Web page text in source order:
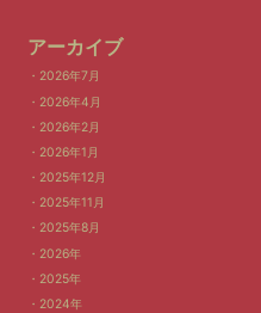
アーカイブ
2026年7月
2026年4月
2026年2月
2026年1月
2025年12月
2025年11月
2025年8月
2026年
2025年
2024年